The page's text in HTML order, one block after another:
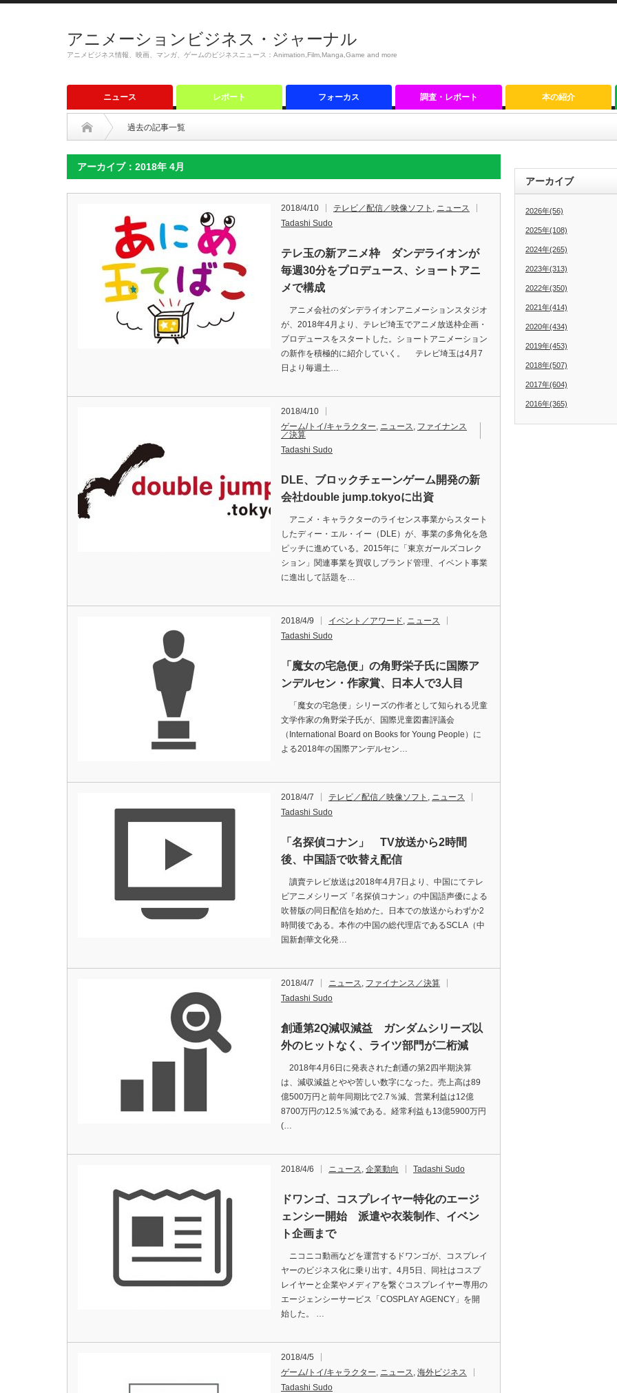
アニメーションビジネス・ジャーナル
アニメビジネス情報、映画、マンガ、ゲームのビジネスニュース：Animation,Film,Manga,Game and more
ニュース レポート フォーカス 調査・レポート 本の紹介
過去の記事一覧
アーカイブ：2018年 4月
2018/4/10 テレビ／配信／映像ソフト , ニュース
Tadashi Sudo
テレ玉の新アニメ枠 ダンデライオンが
毎週30分をプロデュース、ショートアニ
メで構成
アニメ会社のダンデライオンアニメーションスタジオ
が、2018年4月より、テレビ埼玉でアニメ放送枠企画・
プロデュースをスタートした。ショートアニメーション
の新作を積極的に紹介していく。 テレビ埼玉は4月7
日より毎週土…
2018/4/10
ゲーム/トイ/キャラクター, ニュース, ファイナンス
／決算
Tadashi Sudo
DLE、ブロックチェーンゲーム開発の新
会社double jump.tokyoに出資
アニメ・キャラクターのライセンス事業からスタート
したディー・エル・イー（DLE）が、事業の多角化を急
ピッチに進めている。2015年に「東京ガールズコレク
ション」関連事業を買収しブランド管理、イベント事業
に進出して話題を…
2018/4/9 イベント／アワード, ニュース
Tadashi Sudo
「魔女の宅急便」の角野栄子氏に国際ア
ンデルセン・作家賞、日本人で3人目
「魔女の宅急便」シリーズの作者として知られる児童
文学作家の角野栄子氏が、国際児童図書評議会
（International Board on Books for Young People）に
よる2018年の国際アンデルセン…
2018/4/7 テレビ／配信／映像ソフト , ニュース
Tadashi Sudo
「名探偵コナン」 TV放送から2時間
後、中国語で吹替え配信
讀賣テレビ放送は2018年4月7日より、中国にてテレ
ビアニメシリーズ『名探偵コナン』の中国語声優による
吹替版の同日配信を始めた。日本での放送からわずか2
時間後である。本作の中国の総代理店であるSCLA（中
国新創華文化発…
2018/4/7 ニュース, ファイナンス／決算
Tadashi Sudo
創通第2Q減収減益 ガンダムシリーズ以
外のヒットなく、ライツ部門が二桁減
2018年4月6日に発表された創通の第2四半期決算
は、減収減益とやや苦しい数字になった。売上高は89
億500万円と前年同期比で2.7％減、営業利益は12億
8700万円の12.5％減である。経常利益も13億5900万円
(…
2018/4/6 ニュース, 企業動向 Tadashi Sudo
ドワンゴ、コスプレイヤー特化のエージ
ェンシー開始 派遣や衣装制作、イベン
ト企画まで
ニコニコ動画などを運営するドワンゴが、コスプレイ
ヤーのビジネス化に乗り出す。4月5日、同社はコスプ
レイヤーと企業やメディアを繋ぐコスプレイヤー専用の
エージェンシーサービス「COSPLAY AGENCY」を開
始した。 …
2018/4/5
ゲーム/トイ/キャラクター, ニュース, 海外ビジネス
Tadashi Sudo
アーカイブ
2026年(56)
2025年(108)
2024年(265)
2023年(313)
2022年(350)
2021年(414)
2020年(434)
2019年(453)
2018年(507)
2017年(604)
2016年(365)